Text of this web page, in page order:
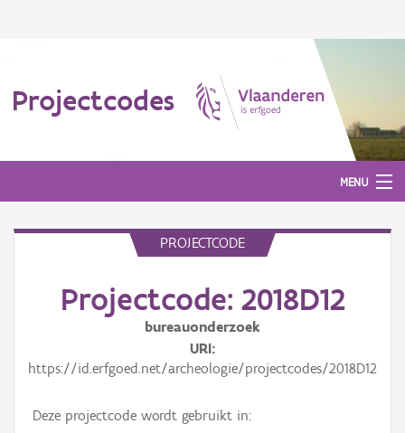
Projectcodes
MENU
PROJECTCODE
Projectcode: 2018D12
bureauonderzoek
URI
https://id.erfgoed.net/archeologie/projectcodes/2018D12
Deze projectcode wordt gebruikt in: